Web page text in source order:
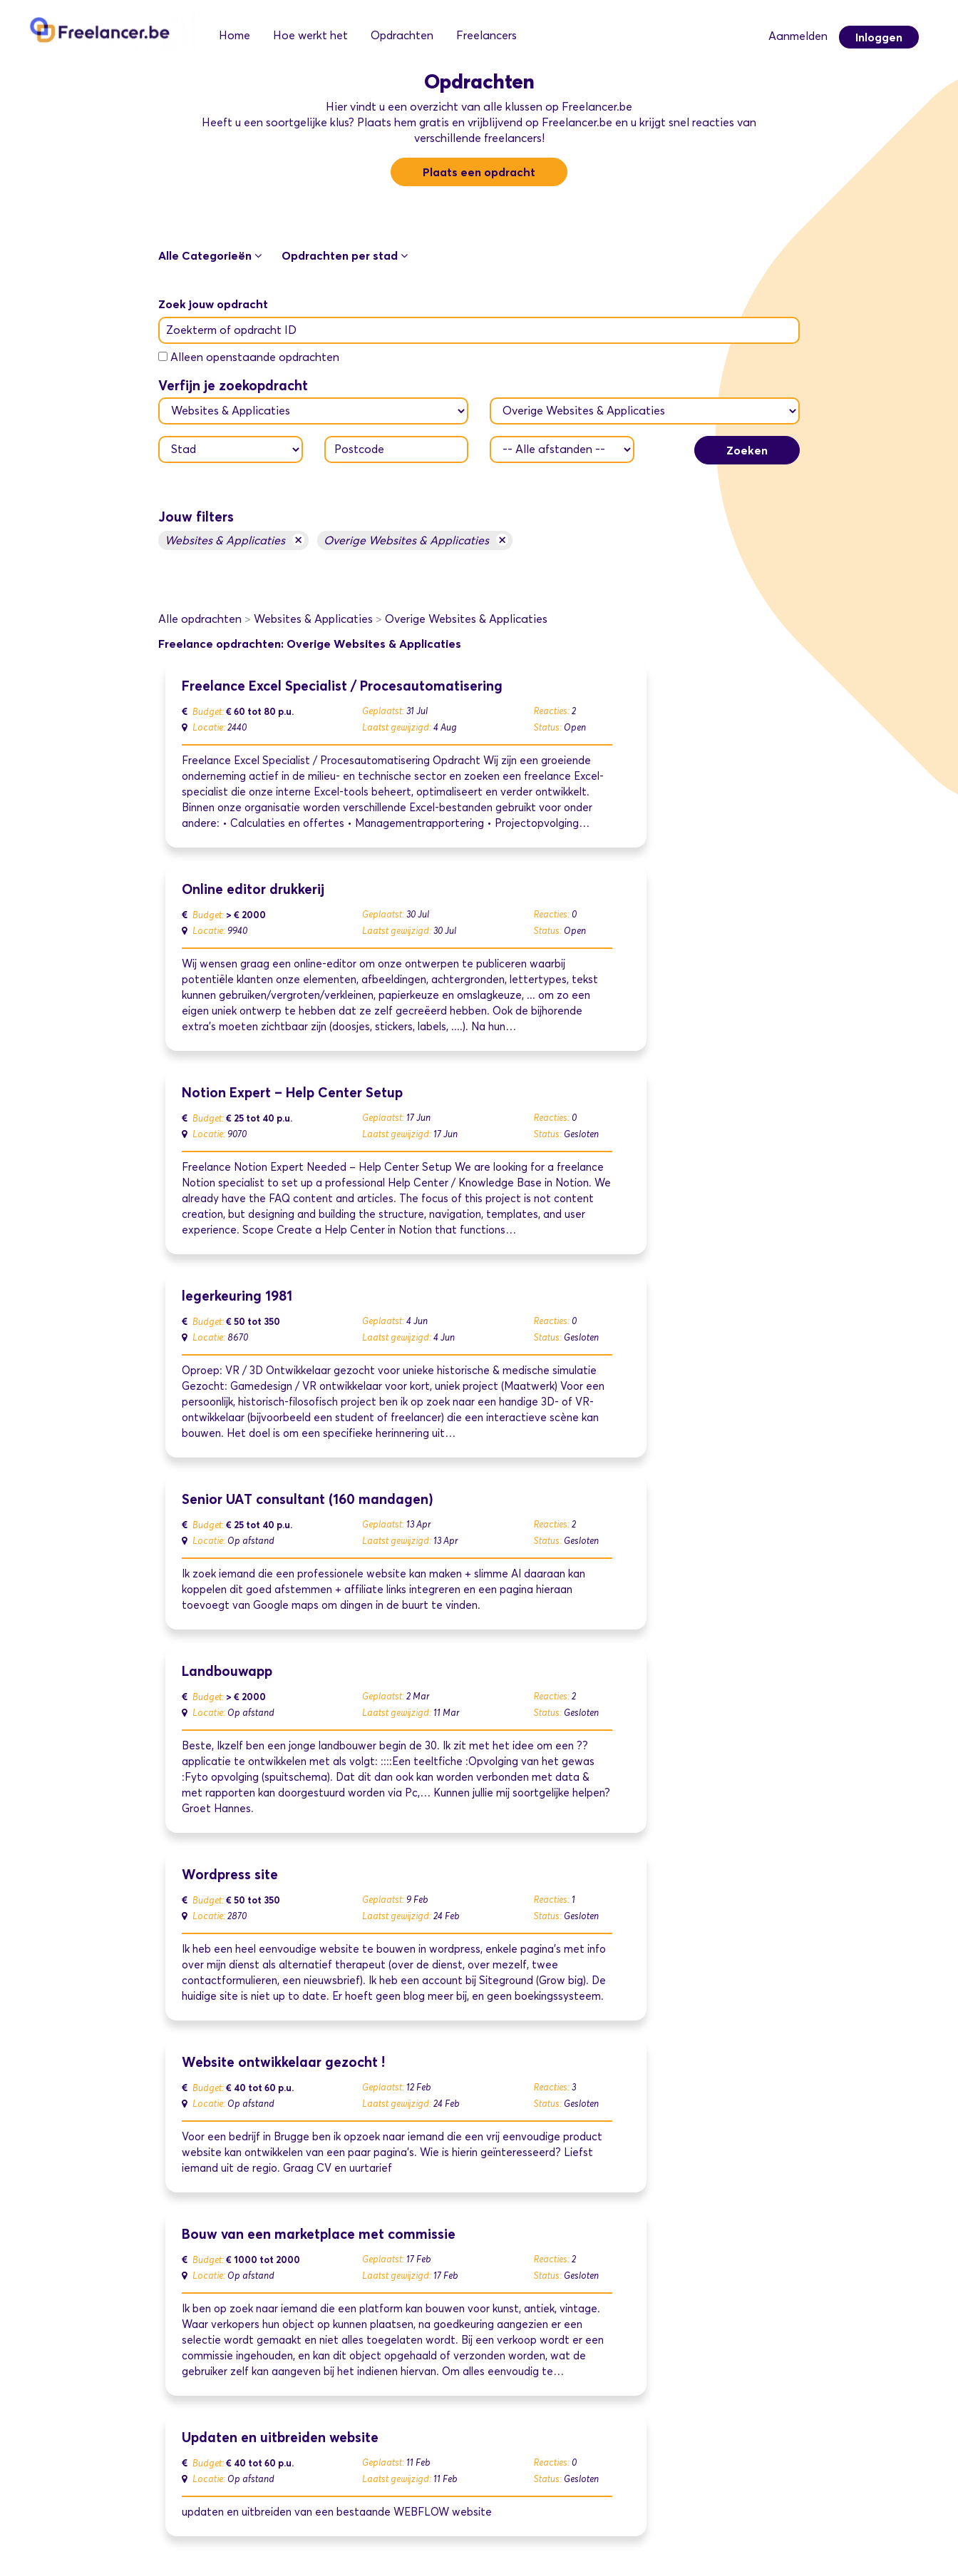
Home Hoe werkt het Opdrachten Freelancers Aanmelden Inloggen
Opdrachten
Hier vindt u een overzicht van alle klussen op Freelancer.be
Heeft u een soortgelijke klus? Plaats hem gratis en vrijblijvend op Freelancer.be en u krijgt snel reacties van
verschillende freelancers!
Plaats een opdracht
Alle Categorieën Opdrachten per stad
Zoek jouw opdracht
Zoekterm of opdracht ID
Alleen openstaande opdrachten
Verfijn je zoekopdracht
Jouw filters
Websites & Applicaties × Overige Websites & Applicaties ×
Alle opdrachten > Websites & Applicaties > Overige Websites & Applicaties
Freelance opdrachten: Overige Websites & Applicaties
Freelance Excel Specialist / Procesautomatisering
Budget: € 60 tot 80 p.u. Geplaatst:31 Jul Reacties: 2
Locatie: 2440 Laatst gewijzigd:4 Aug Status: Open
Freelance Excel Specialist / Procesautomatisering Opdracht Wij zijn een groeiende
onderneming actief in de milieu- en technische sector en zoeken een freelance Excel-
specialist die onze interne Excel-tools beheert, optimaliseert en verder ontwikkelt.
Binnen onze organisatie worden verschillende Excel-bestanden gebruikt voor onder
andere: • Calculaties en offertes • Managementrapportering • Projectopvolging…
Online editor drukkerij
Budget: > € 2000 Geplaatst:30 Jul Reacties: 0
Locatie: 9940 Laatst gewijzigd:30 Jul Status: Open
Wij wensen graag een online-editor om onze ontwerpen te publiceren waarbij
potentiële klanten onze elementen, afbeeldingen, achtergronden, lettertypes, tekst
kunnen gebruiken/vergroten/verkleinen, papierkeuze en omslagkeuze, ... om zo een
eigen uniek ontwerp te hebben dat ze zelf gecreëerd hebben. Ook de bijhorende
extra's moeten zichtbaar zijn (doosjes, stickers, labels, ....). Na hun…
Notion Expert – Help Center Setup
Budget: € 25 tot 40 p.u. Geplaatst:17 Jun Reacties: 0
Locatie: 9070 Laatst gewijzigd:17 Jun Status: Gesloten
Freelance Notion Expert Needed – Help Center Setup We are looking for a freelance
Notion specialist to set up a professional Help Center / Knowledge Base in Notion. We
already have the FAQ content and articles. The focus of this project is not content
creation, but designing and building the structure, navigation, templates, and user
experience. Scope Create a Help Center in Notion that functions…
legerkeuring 1981
Budget: € 50 tot 350 Geplaatst:4 Jun Reacties: 0
Locatie: 8670 Laatst gewijzigd:4 Jun Status: Gesloten
Oproep: VR / 3D Ontwikkelaar gezocht voor unieke historische & medische simulatie
Gezocht: Gamedesign / VR ontwikkelaar voor kort, uniek project (Maatwerk) Voor een
persoonlijk, historisch-filosofisch project ben ik op zoek naar een handige 3D- of VR-
ontwikkelaar (bijvoorbeeld een student of freelancer) die een interactieve scène kan
bouwen. Het doel is om een specifieke herinnering uit…
Senior UAT consultant (160 mandagen)
Budget: € 25 tot 40 p.u. Geplaatst:13 Apr Reacties: 2
Locatie: Op afstand Laatst gewijzigd:13 Apr Status: Gesloten
Ik zoek iemand die een professionele website kan maken + slimme AI daaraan kan
koppelen dit goed afstemmen + affiliate links integreren en een pagina hieraan
toevoegt van Google maps om dingen in de buurt te vinden.
Landbouwapp
Budget: > € 2000 Geplaatst:2 Mar Reacties: 2
Locatie: Op afstand Laatst gewijzigd:11 Mar Status: Gesloten
Beste, Ikzelf ben een jonge landbouwer begin de 30. Ik zit met het idee om een ??
applicatie te ontwikkelen met als volgt: ::::Een teeltfiche :Opvolging van het gewas
:Fyto opvolging (spuitschema). Dat dit dan ook kan worden verbonden met data &
met rapporten kan doorgestuurd worden via Pc,… Kunnen jullie mij soortgelijke helpen?
Groet Hannes.
Wordpress site
Budget: € 50 tot 350 Geplaatst:9 Feb Reacties: 1
Locatie: 2870 Laatst gewijzigd:24 Feb Status: Gesloten
Ik heb een heel eenvoudige website te bouwen in wordpress, enkele pagina's met info
over mijn dienst als alternatief therapeut (over de dienst, over mezelf, twee
contactformulieren, een nieuwsbrief). Ik heb een account bij Siteground (Grow big). De
huidige site is niet up to date. Er hoeft geen blog meer bij, en geen boekingssysteem.
Website ontwikkelaar gezocht !
Budget: € 40 tot 60 p.u. Geplaatst:12 Feb Reacties: 3
Locatie: Op afstand Laatst gewijzigd:24 Feb Status: Gesloten
Voor een bedrijf in Brugge ben ik opzoek naar iemand die een vrij eenvoudige product
website kan ontwikkelen van een paar pagina's. Wie is hierin geïnteresseerd? Liefst
iemand uit de regio. Graag CV en uurtarief
Bouw van een marketplace met commissie
Budget: € 1000 tot 2000 Geplaatst:17 Feb Reacties: 2
Locatie: Op afstand Laatst gewijzigd:17 Feb Status: Gesloten
Ik ben op zoek naar iemand die een platform kan bouwen voor kunst, antiek, vintage.
Waar verkopers hun object op kunnen plaatsen, na goedkeuring aangezien er een
selectie wordt gemaakt en niet alles toegelaten wordt. Bij een verkoop wordt er een
commissie ingehouden, en kan dit object opgehaald of verzonden worden, wat de
gebruiker zelf kan aangeven bij het indienen hiervan. Om alles eenvoudig te…
Updaten en uitbreiden website
Budget: € 40 tot 60 p.u. Geplaatst:11 Feb Reacties: 0
Locatie: Op afstand Laatst gewijzigd:11 Feb Status: Gesloten
updaten en uitbreiden van een bestaande WEBFLOW website